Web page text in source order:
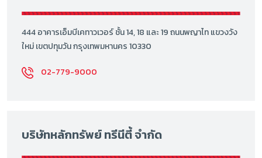
444 อาคารเอ็มบีเคทาวเวอร์ ชั้น 14, 18 และ 19 ถนนพญาไท แขวงวัง
ใหม่ เขตปทุมวัน กรุงเทพมหานคร 10330
02-779-9000
บริษัทหลักทรัพย์ ทรีนีตี้ จำกัด